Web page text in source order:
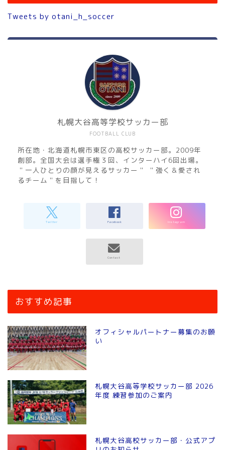
Tweets by otani_h_soccer
FOOTBALL CLUB
札幌大谷高等学校サッカー部
所在地・北海道札幌市東区の高校サッカー部。2009年
創部。全国大会は選手権３回、インターハイ6回出場。
＂一人ひとりの顔が見えるサッカー＂ ＂強く＆愛され
るチーム＂を目指して！
おすすめ記事
オフィシャルパートナー募集のお願
い
札幌大谷高等学校サッカー部 2026
年度 練習参加のご案内
札幌大谷高校サッカー部・公式アプ